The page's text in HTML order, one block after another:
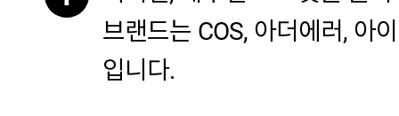
브랜드는 COS, 아더에러, 아
입니다.